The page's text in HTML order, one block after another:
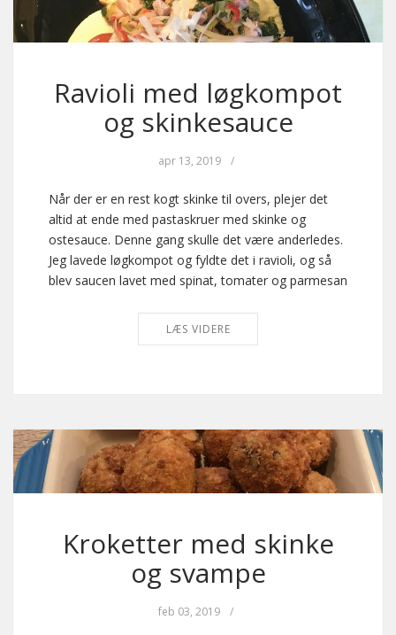
Ravioli med løgkompot
og skinkesauce
apr 13, 2019 /
Når der er en rest kogt skinke til overs, plejer det
altid at ende med pastaskruer med skinke og
ostesauce. Denne gang skulle det være anderledes.
Jeg lavede løgkompot og fyldte det i ravioli, og så
blev saucen lavet med spinat, tomater og parmesan
LÆS VIDERE
Kroketter med skinke
og svampe
feb 03, 2019 /